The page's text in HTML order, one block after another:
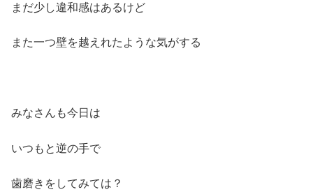
まだ少し違和感はあるけど
また一つ壁を越えれたような気がする
みなさんも今日は
いつもと逆の手で
歯磨きをしてみては？